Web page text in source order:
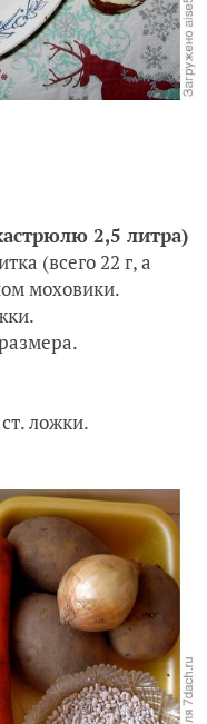
2,5 литра)
(всего 22 г, а
моховики.
ложки.